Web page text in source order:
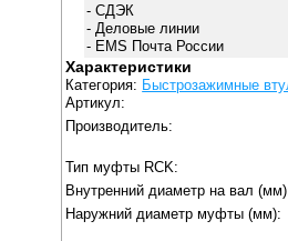
- СДЭК
- Деловые линии
- EMS Почта России
Характеристики
Категория: Быстрозажимные
Артикул:
Производитель:
Тип муфты RCK:
Внутренний диаметр на вал
Наружний диаметр муфты (мм):